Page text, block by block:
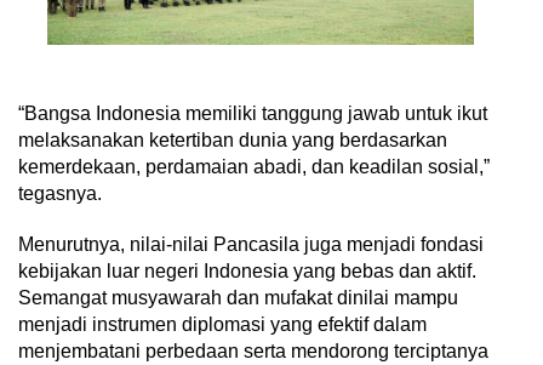
“Bangsa Indonesia memiliki tanggung jawab untuk ikut
melaksanakan ketertiban dunia yang berdasarkan
kemerdekaan, perdamaian abadi, dan keadilan sosial,”
tegasnya.
Menurutnya, nilai-nilai Pancasila juga menjadi fondasi
kebijakan luar negeri Indonesia yang bebas dan aktif.
Semangat musyawarah dan mufakat dinilai mampu
menjadi instrumen diplomasi yang efektif dalam
menjembatani perbedaan serta mendorong terciptanya